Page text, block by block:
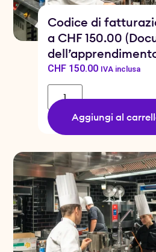
Codice di
a CHF 150.00
CHF150.00 IVA inclusa
Aggiungi al